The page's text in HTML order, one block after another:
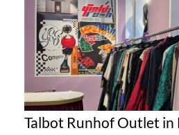
Talbot Runhof Outlet in